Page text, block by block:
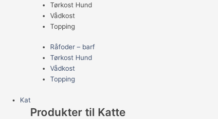
Tørkost Hund
Vådkost
Topping
Råfoder – barf
Tørkost Hund
Vådkost
Topping
Kat
Produkter til Katte